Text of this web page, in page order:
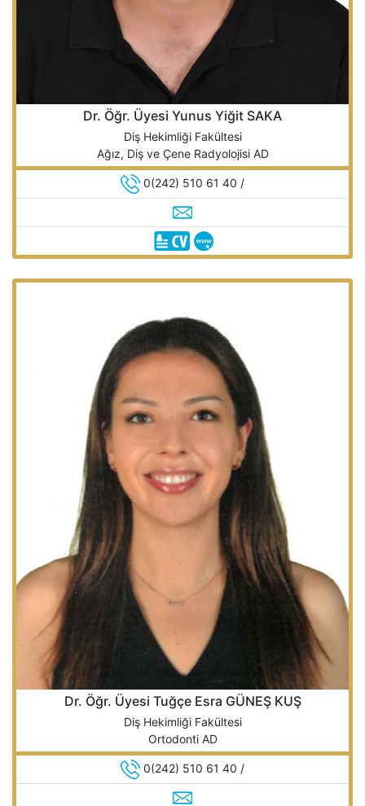
Dr. Öğr. Üyesi Yunus Yiğit SAKA
Diş Hekimliği Fakültesi
Ağız, Diş ve Çene Radyolojisi AD
0(242) 510 61 40 /
Dr. Öğr. Üyesi Tuğçe Esra GÜNEŞ KUŞ
Diş Hekimliği Fakültesi
Ortodonti AD
0(242) 510 61 40 /